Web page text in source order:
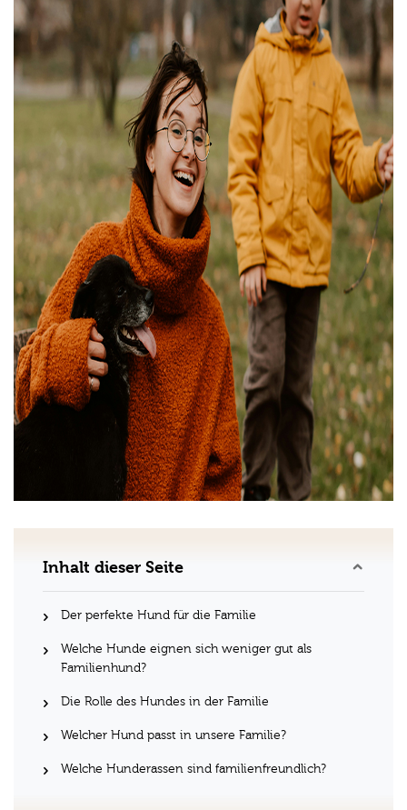
Inhalt dieser Seite
Der perfekte Hund für die Familie
Welche Hunde eignen sich weniger gut als
Familienhund?
Die Rolle des Hundes in der Familie
Welcher Hund passt in unsere Familie?
Welche Hunderassen sind familienfreundlich?